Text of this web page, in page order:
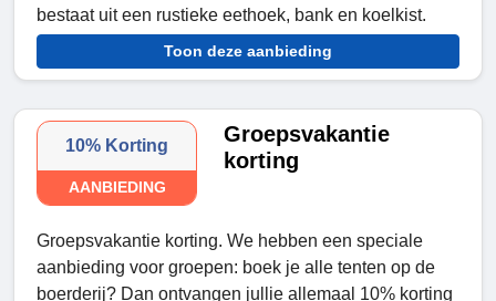
bestaat uit een rustieke eethoek, bank en koelkist.
Toon deze aanbieding
10% Korting
AANBIEDING
Groepsvakantie
korting
Groepsvakantie korting. We hebben een speciale
aanbieding voor groepen: boek je alle tenten op de
boerderij? Dan ontvangen jullie allemaal 10% korting